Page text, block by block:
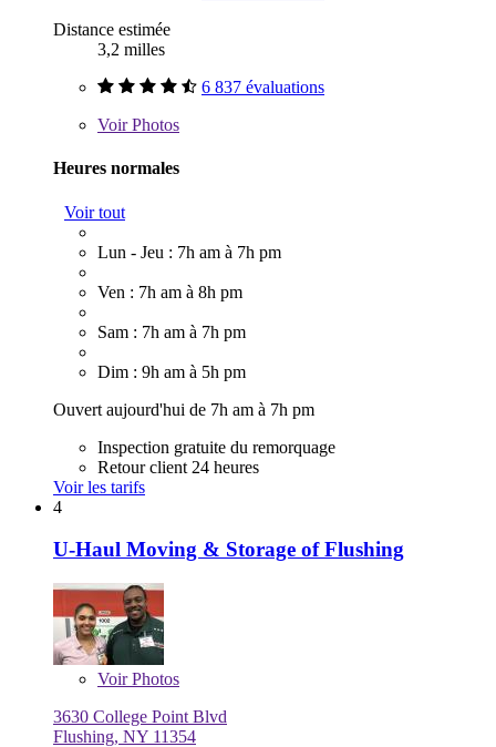
Distance estimée
3,2 milles
6 837 évaluations
VoirPhotos
Heures normales
Voir tout
Lun - Jeu : 7h am à 7h pm
Ven : 7h am à 8h pm
Sam : 7h am à 7h pm
Dim : 9h am à 5h pm
Ouvert aujourd'hui de 7h am à 7h pm
Inspection gratuite du remorquage
Retour client 24 heures
Voir les tarifs
4
U-Haul Moving & Storage of Flushing
VoirPhotos
3630 College Point Blvd
Flushing, NY 11354